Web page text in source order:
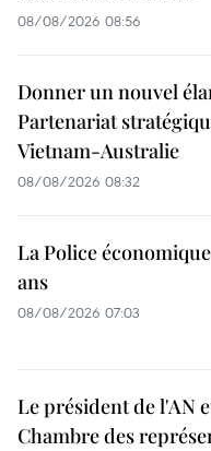
08/08/2026 08:56
Donner un nouvel
Partenariat
Vietnam-Australie
08/08/2026 08:32
La Police
ans
08/08/2026 07:03
Le président de l'AN
Chambre des